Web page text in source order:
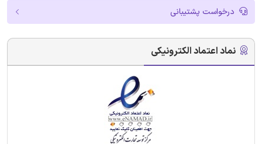
درخواست پشتیبانی
نماد اعتماد الکترونیکی